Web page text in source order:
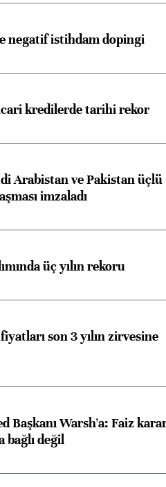
negatif istihdam dopingi
kredilerde tarihi rekor
Arabistan ve Pakistan üçlü
imzaladı
üç yılın rekoru
son 3 yılın zirvesine
Başkanı Warsh'a: Faiz
bağlı değil